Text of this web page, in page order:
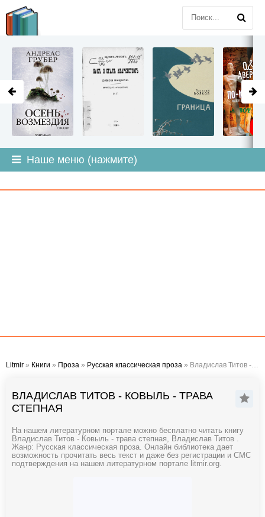
Наше меню (нажмите)
Litmir » Книги » Проза » Русская классическая проза » Владислав Титов - Ковыль - трава степная
ВЛАДИСЛАВ ТИТОВ - КОВЫЛЬ - ТРАВА
СТЕПНАЯ
На нашем литературном портале можно бесплатно читать книгу
Владислав Титов - Ковыль - трава степная, Владислав Титов .
Жанр: Русская классическая проза. Онлайн библиотека дает
возможность прочитать весь текст и даже без регистрации и СМС
подтверждения на нашем литературном портале litmir.org.
LITMIR.ORG